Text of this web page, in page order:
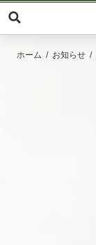
ホーム お知らせ